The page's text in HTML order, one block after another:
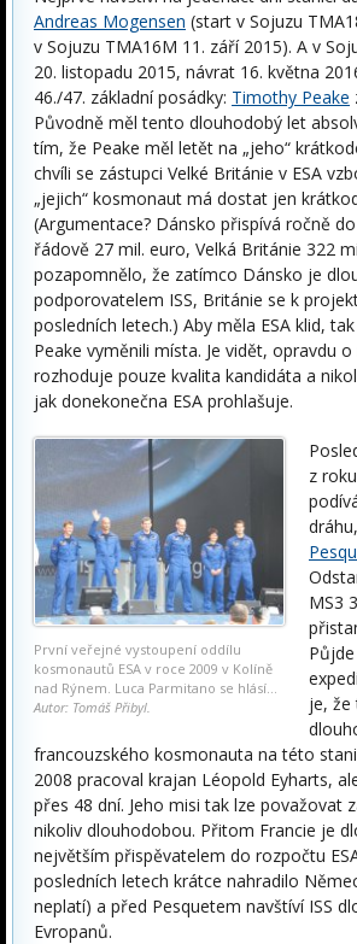
Andreas Mogensen (start v Sojuzu
v Sojuzu TMA­16M 11. září 2015). A v
20. listopadu 2015, návrat 16. května
46./47. základní posádky: Timothy Peake
Původně měl tento dlouhodobý let
tím, že Peake měl letět na „jeho“
chvíli se zástupci Velké Británie v ESA
„jejich“ kosmonaut má dostat jen
(Argumentace? Dánsko přispívá ročně
řádově 27 mil. euro, Velká Británie 322
pozapomnělo, že zatímco Dánsko je
podporovatelem ISS, Británie se k
posledních letech.) Aby měla ESA klid,
Peake vyměnili místa. Je vidět, opravdu
rozhoduje pouze kvalita kandidáta a
jak donekonečna ESA prohlašuje.
První veřejné vystoupení oddílu
kosmonautů ESA v roce 2009 v Kolíně
nad Rýnem. Luca Parmitano se hlásí...
Autor: Tomáš Přibyl.
z
MS­3
je, že
francouzského kosmonauta na této
2008 pracoval krajan Léopold Eyharts,
přes 48 dní. Jeho misi tak lze považovat
nikoliv dlouhodobou. Přitom Francie je
největším přispěvatelem do rozpočtu
posledních letech krátce nahradilo
neplatí) a před Pesquetem navštíví ISS
Evropanů.